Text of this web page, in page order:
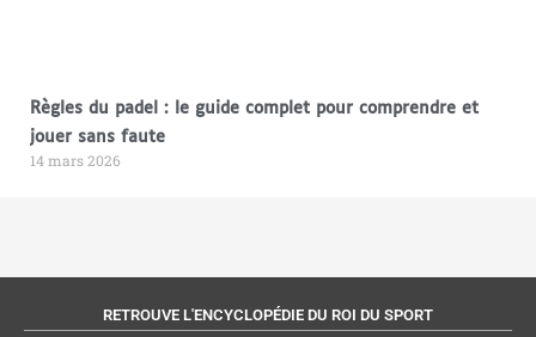
Règles du padel : le guide complet pour comprendre et
jouer sans faute
14 mars 2026
RETROUVE L'ENCYCLOPÉDIE DU ROI DU SPORT